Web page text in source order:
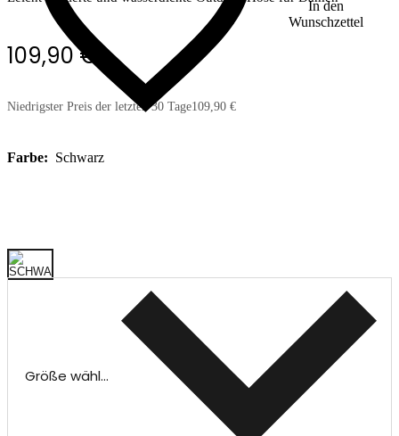
In den
Wunschzettel
109,90 €
Niedrigster Preis der letzten 30 Tage109,90 €
Farbe: Schwarz
Größe wählen